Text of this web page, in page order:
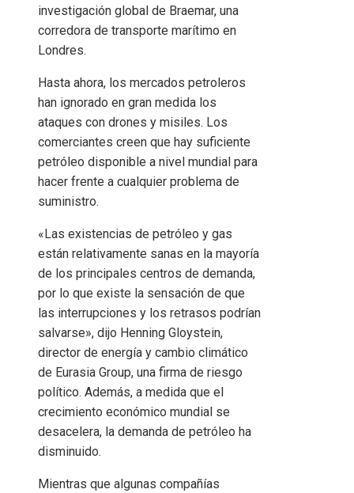
investigación global de Braemar, una
corredora de transporte marítimo en
Londres.
Hasta ahora, los mercados petroleros
han ignorado en gran medida los
ataques con drones y misiles. Los
comerciantes creen que hay suficiente
petróleo disponible a nivel mundial para
hacer frente a cualquier problema de
suministro.
«Las existencias de petróleo y gas
están relativamente sanas en la mayoría
de los principales centros de demanda,
por lo que existe la sensación de que
las interrupciones y los retrasos podrían
salvarse», dijo Henning Gloystein,
director de energía y cambio climático
de Eurasia Group, una firma de riesgo
político. Además, a medida que el
crecimiento económico mundial se
desacelera, la demanda de petróleo ha
disminuido.
Mientras que algunas compañías